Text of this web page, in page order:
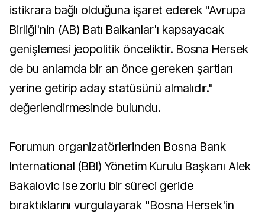
istikrara bağlı olduğuna işaret ederek "Avrupa
Birliği'nin (AB) Batı Balkanlar'ı kapsayacak
genişlemesi jeopolitik önceliktir. Bosna Hersek
de bu anlamda bir an önce gereken şartları
yerine getirip aday statüsünü almalıdır."
değerlendirmesinde bulundu.
Forumun organizatörlerinden Bosna Bank
International (BBI) Yönetim Kurulu Başkanı Alek
Bakalovic ise zorlu bir süreci geride
bıraktıklarını vurgulayarak "Bosna Hersek'in